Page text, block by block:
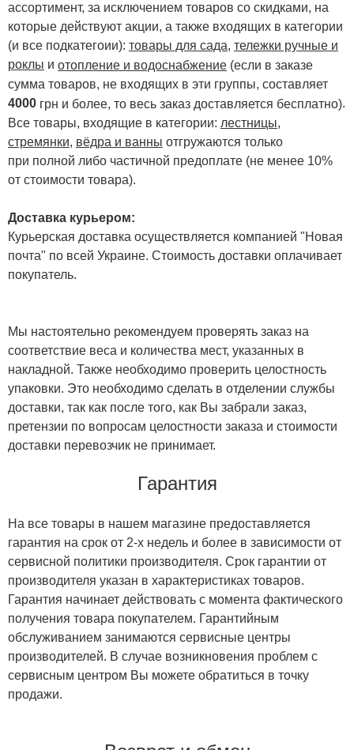
ассортимент, за исключением товаров со скидками, на
которые действуют акции, а также входящих в категории
(и все подкатегоии): товары для сада, тележки ручные и
роклы и отопление и водоснабжение (если в заказе
сумма товаров, не входящих в эти группы, составляет
4000 грн и более, то весь заказ доставляется бесплатно).
Все товары, входящие в категории: лестницы,
стремянки, вёдра и ванны отгружаются только
при полной либо частичной предоплате (не менее 10%
от стоимости товара).
Доставка курьером:
Курьерская доставка осуществляется компанией "Новая
почта" по всей Украине. Стоимость доставки оплачивает
покупатель.
Мы настоятельно рекомендуем проверять заказ на
соответствие веса и количества мест, указанных в
накладной. Также необходимо проверить целостность
упаковки. Это необходимо сделать в отделении службы
доставки, так как после того, как Вы забрали заказ,
претензии по вопросам целостности заказа и стоимости
доставки перевозчик не принимает.
Гарантия
На все товары в нашем магазине предоставляется
гарантия на срок от 2-х недель и более в зависимости от
сервисной политики производителя. Срок гарантии от
производителя указан в характеристиках товаров.
Гарантия начинает действовать с момента фактического
получения товара покупателем. Гарантийным
обслуживанием занимаются сервисные центры
производителей. В случае возникновения проблем с
сервисным центром Вы можете обратиться в точку
продажи.